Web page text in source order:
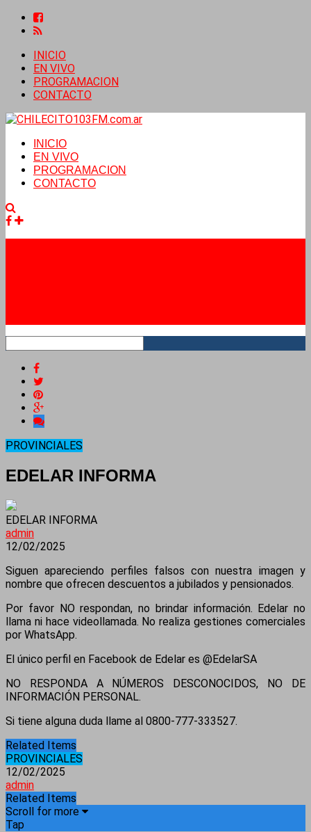
INICIO
EN VIVO
PROGRAMACION
CONTACTO
INICIO
EN VIVO
PROGRAMACION
CONTACTO
PROVINCIALES
EDELAR INFORMA
EDELAR INFORMA
admin
12/02/2025
Siguen apareciendo perfiles falsos con nuestra imagen y
nombre que ofrecen descuentos a jubilados y pensionados.
Por favor NO respondan, no brindar información. Edelar no
llama ni hace videollamada. No realiza gestiones comerciales
por WhatsApp.
El único perfil en Facebook de Edelar es @EdelarSA
NO RESPONDA A NÚMEROS DESCONOCIDOS, NO DE
INFORMACIÓN PERSONAL.
Si tiene alguna duda llame al 0800-777-333527.
Related Items
PROVINCIALES
12/02/2025
admin
Related Items
Scroll for more
Tap